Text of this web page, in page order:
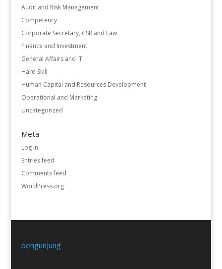
Audit and Risk Management
Competency
Corporate Secretary, CSR and Law
Finance and Investment
General Affairs and IT
Hard Skill
Human Capital and Resources Development
Operational and Marketing
Uncategorized
Meta
Log in
Entries feed
Comments feed
WordPress.org
pengunjung